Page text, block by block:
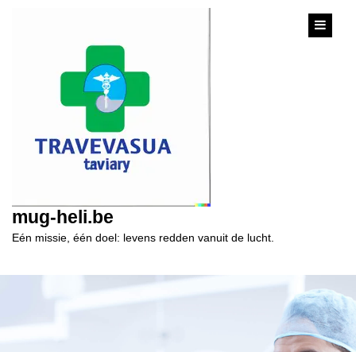
mug-heli.be
Eén missie, één doel: levens redden vanuit de lucht.